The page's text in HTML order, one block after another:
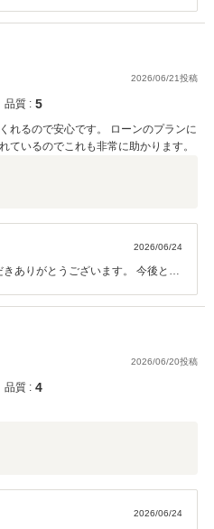
おります。弊社ではピカピカのお
員全員で洗車を行っております。
ち寄りください。 今後とも、どう
2026/06/21投稿
品質 : 5
れるので安心です。 ローンのプランに
ているのでこれも非常に助かります。
2026/06/24
ありがとうございます。 今後とも
。
2026/06/20投稿
品質 : 4
2026/06/24